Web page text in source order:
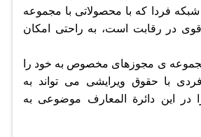
فردا که با محصولاتی با مجموعه
در رقابت است، به راحتی امکان
ی مجوزهای مخصوص به خود را
با حقوق ویرایشی می تواند به
این دائرة المعارف موضوعی به